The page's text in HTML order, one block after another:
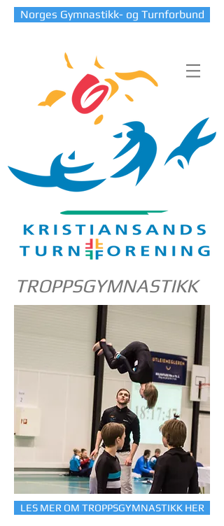
Norges Gymnastikk- og Turnforbund
TROPPSGYMNASTIKK
LES MER OM TROPPSGYMNASTIKK HER